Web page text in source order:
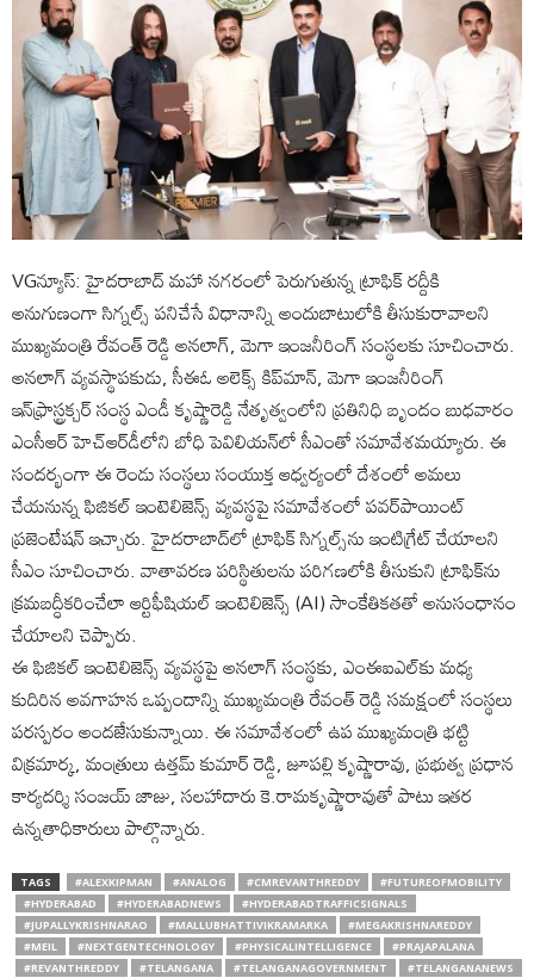
VGన్యూస్: హైదరాబాద్ మహా నగరంలో పెరుగుతున్న ట్రాఫిక్ రద్దీకి
అనుగుణంగా సిగ్నల్స్ పనిచేసే విధానాన్ని అందుబాటులోకి తీసుకురావాలని
ముఖ్యమంత్రి రేవంత్ రెడ్డి అనలాగ్, మెగా ఇంజనీరింగ్ సంస్థలకు సూచించారు.
అనలాగ్ వ్యవస్థాపకుడు, సీఈఓ అలెక్స్ కిప్‌మాన్, మెగా ఇంజనీరింగ్
ఇన్‌ఫ్రాస్ట్రక్చర్‌ సంస్థ ఎండీ కృష్ణారెడ్డి నేతృత్వంలోని ప్రతినిధి బృందం బుధవారం
ఎంసీఆర్ హెచ్‌ఆర్‌డీలోని బోధి పెవిలియన్‌లో సీఎంతో సమావేశమయ్యారు. ఈ
సందర్భంగా ఈ రెండు సంస్థలు సంయుక్త ఆధ్వర్యంలో దేశంలో అమలు
చేయనున్న ఫిజికల్ ఇంటెలిజెన్స్ వ్యవస్థపై సమావేశంలో పవర్‌పాయింట్
ప్రజెంటేషన్ ఇచ్చారు. హైదరాబాద్‌లో ట్రాఫిక్ సిగ్నల్స్‌ను ఇంటిగ్రేట్ చేయాలని
సీఎం సూచించారు. వాతావరణ పరిస్థితులను పరిగణలోకి తీసుకుని ట్రాఫిక్‌ను
క్రమబద్ధీకరించేలా ఆర్టిఫీషియల్ ఇంటెలిజెన్స్ (AI) సాంకేతికతతో అనుసంధానం
చేయాలని చెప్పారు.
ఈ ఫిజికల్ ఇంటెలిజెన్స్ వ్యవస్థపై అనలాగ్ సంస్థకు, ఎంఈఐఎల్‌కు మధ్య
కుదిరిన అవగాహన ఒప్పందాన్ని ముఖ్యమంత్రి రేవంత్ రెడ్డి సమక్షంలో సంస్థలు
పరస్పరం అందజేసుకున్నాయి. ఈ సమావేశంలో ఉప ముఖ్యమంత్రి భట్టి
విక్రమార్క, మంత్రులు ఉత్తమ్ కుమార్ రెడ్డి, జూపల్లి కృష్ణారావు, ప్రభుత్వ ప్రధాన
కార్యదర్శి సంజయ్ జాజు, సలహాదారు కె.రామకృష్ణారావుతో పాటు ఇతర
ఉన్నతాధికారులు పాల్గొన్నారు.
TAGS #ALEXKIPMAN #ANALOG #CMREVANTHREDDY
#FUTUREOFMOBILITY
#HYDERABAD
#HYDERABADNEWS
#HYDERABADTRAFFICSIGNALS
#JUPALLYKRISHNARAO
#MALLUBHATTIVIKRAMARKA
#MEGAKRISHNAREDDY
#MEIL
#NEXTGENTECHNOLOGY #PHYSICALINTELLIGENCE
#PRAJAPALANA
#REVANTHREDDY
#TELANGANA #TELANGANAGOVERNMENT
#TELANGANANEWS